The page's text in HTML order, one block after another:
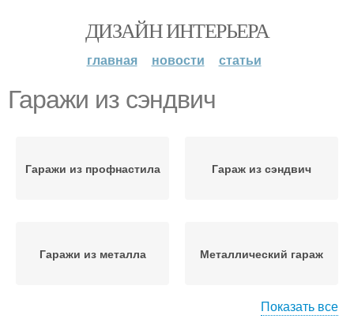
ДИЗАЙН ИНТЕРЬЕРА
главная новости статьи
Гаражи из сэндвич
Гаражи из профнастила Гараж из сэндвич
Гаражи из металла Металлический гараж
Показать все